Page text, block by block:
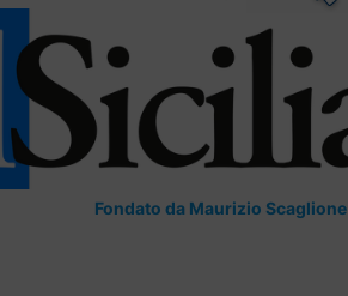
Fondato da Maurizio Scaglione